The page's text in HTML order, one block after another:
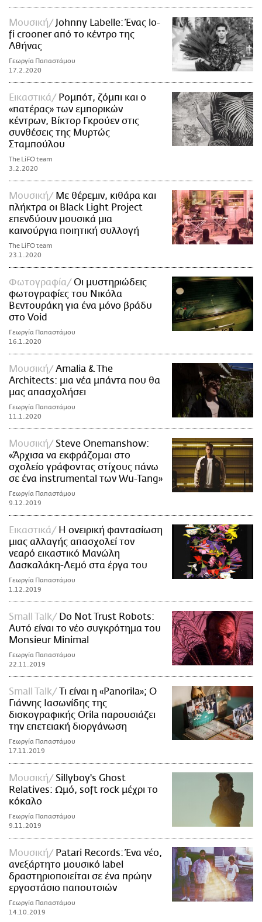
Μουσική
Johnny Labelle: Ένας lo-
fi crooner από το κέντρο της
Αθήνας
Γεωργία Παπαστάμου
17.2.2020
Εικαστικά
Ρομπότ, ζόμπι και ο
«πατέρας» των εμπορικών
κέντρων, Βίκτορ Γκρούεν στις
συνθέσεις της Μυρτώς
Σταμπούλου
The LiFO team
3.2.2020
Μουσική
Με θέρεμιν, κιθάρα και
πλήκτρα οι Black Light Project
επενδύουν μουσικά μια
καινούργια ποιητική συλλογή
The LiFO team
23.1.2020
Φωτογραφία
Οι μυστηριώδεις
φωτογραφίες του Νικόλα
Βεντουράκη για ένα μόνο βράδυ
στο Void
Γεωργία Παπαστάμου
16.1.2020
Μουσική
Amalia & The
Architects: μια νέα μπάντα που θα
μας απασχολήσει
Γεωργία Παπαστάμου
11.1.2020
Μουσική
Steve Onemanshow:
«Άρχισα να εκφράζομαι στο
σχολείο γράφοντας στίχους πάνω
σε ένα instrumental των Wu-Tang»
Γεωργία Παπαστάμου
9.12.2019
Εικαστικά
Η ονειρική φαντασίωση
μιας αλλαγής απασχολεί τον
νεαρό εικαστικό Μανώλη
Δασκαλάκη-Λεμό στα έργα του
Γεωργία Παπαστάμου
1.12.2019
Small Talk
Do Not Trust Robots:
Αυτό είναι το νέο συγκρότημα του
Μonsieur Μinimal
Γεωργία Παπαστάμου
22.11.2019
Small Talk
Τι είναι η «Panorila»; O
Γιάννης Ιασωνίδης της
δισκογραφικής Orila παρουσιάζει
την επετειακή διοργάνωση
Γεωργία Παπαστάμου
17.11.2019
Μουσική
Sillyboy's Ghost
Relatives: Ωμό, soft rock μέχρι το
κόκαλο
Γεωργία Παπαστάμου
9.11.2019
Μουσική
Patari Records: Ένα νέο,
ανεξάρτητο μουσικό label
δραστηριοποιείται σε ένα πρώην
εργοστάσιο παπουτσιών
Γεωργία Παπαστάμου
14.10.2019